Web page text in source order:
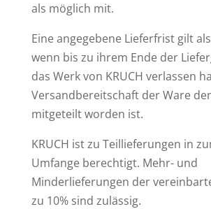
als möglich mit.
Eine angegebene Lieferfrist gilt
wenn bis zu ihrem Ende der
das Werk von KRUCH verlassen
Versandbereitschaft der Ware
mitgeteilt worden ist.
KRUCH ist zu Teillieferungen in
Umfange berechtigt. Mehr- und
Minderlieferungen der
zu 10% sind zulässig.